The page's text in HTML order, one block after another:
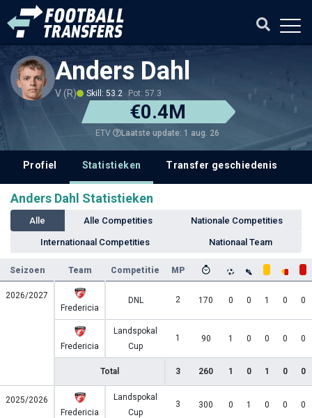
Anders Dahl
V (R) Skill: 53.2 Pot: 57.3
€0.4M
ETV Laatste update: 1 aug. 26
Profiel Statistieken Transfer geschiedenis
Anders Dahl Statistieken
Alle Alle Competities Nationale Competities
Internationaal Competities Nationaal Team
Seizoen Team Competitie MP
2026/2027
Fredericia
DNL 2 170 0 0 1 0 0
Fredericia
Landspokal
Cup
1 90 1 0 0 0 0
Total 3 260 1 0 1 0 0
2025/2026
Fredericia
Landspokal
Cup
3 300 0 1 0 0 0